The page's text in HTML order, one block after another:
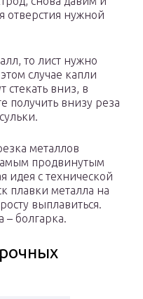
отверстия нужной
то лист нужно
случае капли
стекать вниз, в
получить внизу реза
металлов
продвинутым
идея с технической
плавки металла на
выплавиться.
– болгарка.